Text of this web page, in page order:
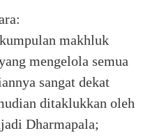
makhluk
mengelola semua
sangat dekat
ditaklukkan oleh
Dharmapala;